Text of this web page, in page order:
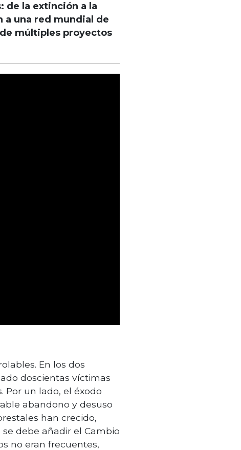
de la extinción a la
a una red mundial de
múltiples proyectos
En los dos
doscientas víctimas
Por un lado, el éxodo
abandono y desuso
han crecido,
debe añadir el Cambio
no eran frecuentes,